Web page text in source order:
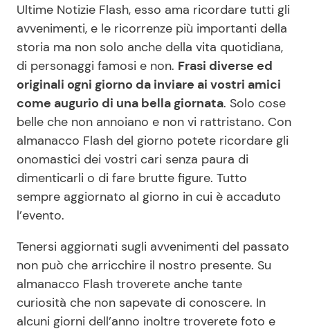
Seguici
Info
Chi siamo
Disclaimer e Privacy
Redazione
Pubblicità
Privacy Policy
Ultime Notizie Flash, esso ama ricordare tutti gli
avvenimenti, e le ricorrenze più importanti della
storia ma non solo anche della vita quotidiana,
di personaggi famosi e non. Frasi diverse ed
originali ogni giorno da inviare ai vostri amici
come augurio di una bella giornata. Solo cose
belle che non annoiano e non vi rattristano. Con
almanacco Flash del giorno potete ricordare gli
onomastici dei vostri cari senza paura di
dimenticarli o di fare brutte figure. Tutto
sempre aggiornato al giorno in cui è accaduto
l’evento.
Tenersi aggiornati sugli avvenimenti del passato
non può che arricchire il nostro presente. Su
almanacco Flash troverete anche tante
curiosità che non sapevate di conoscere. In
alcuni giorni dell’anno inoltre troverete foto e